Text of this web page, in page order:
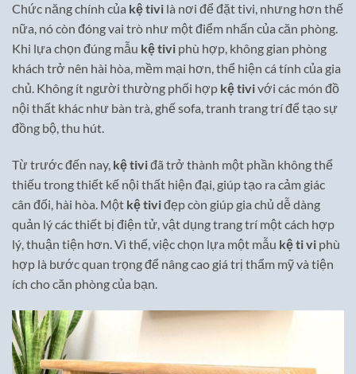
Chức năng chính của kệ tivi là nơi để đặt tivi, nhưng hơn thế
nữa, nó còn đóng vai trò như một điểm nhấn của căn phòng.
Khi lựa chọn đúng mẫu kệ tivi phù hợp, không gian phòng
khách trở nên hài hòa, mềm mại hơn, thể hiện cá tính của gia
chủ. Không ít người thường phối hợp kệ tivivới các món đồ
nội thất khác như bàn trà, ghế sofa, tranh trang trí để tạo sự
đồng bộ, thu hút.
Từ trước đến nay, kệ tiviđã trở thành một phần không thể
thiếu trong thiết kế nội thất hiện đại, giúp tạo ra cảm giác
cân đối, hài hòa. Một kệ tiviđẹp còn giúp gia chủ dễ dàng
quản lý các thiết bị điện tử, vật dụng trang trí một cách hợp
lý, thuận tiện hơn. Vì thế, việc chọn lựa một mẫu kệ ti vi phù
hợp là bước quan trọng để nâng cao giá trị thẩm mỹ và tiện
ích cho căn phòng của bạn.